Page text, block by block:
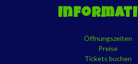
Öffnungszeiten
Preise
Tickets buchen